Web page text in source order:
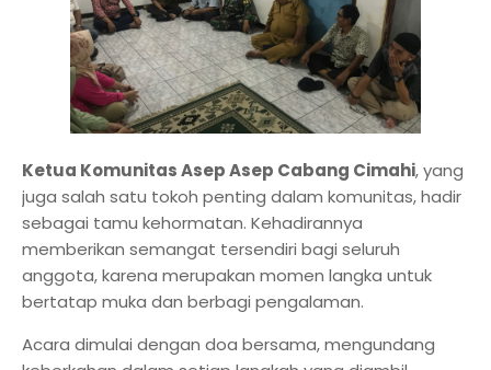
Ketua Komunitas Asep Asep Cabang Cimahi, yang
juga salah satu tokoh penting dalam komunitas, hadir
sebagai tamu kehormatan. Kehadirannya
memberikan semangat tersendiri bagi seluruh
anggota, karena merupakan momen langka untuk
bertatap muka dan berbagi pengalaman.
Acara dimulai dengan doa bersama, mengundang